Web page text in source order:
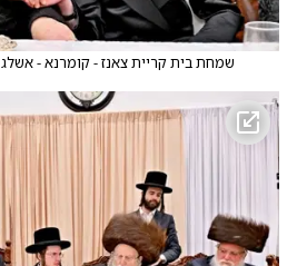
שמחת בית קריית צאנז - קומרנא - אשלג